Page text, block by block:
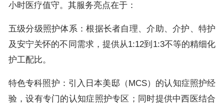
小时医疗值守。其服务亮点在于：
五级分级照护体系：根据长者自理、介助、介护、特护
及安宁关怀的不同需求，提供从1:12到1:3不等的精细化
护工配比。
特色专科照护：引入日本美邸（MCS）的认知症照护经
验，设有专门的认知症照护专区；同时提供中西医结合